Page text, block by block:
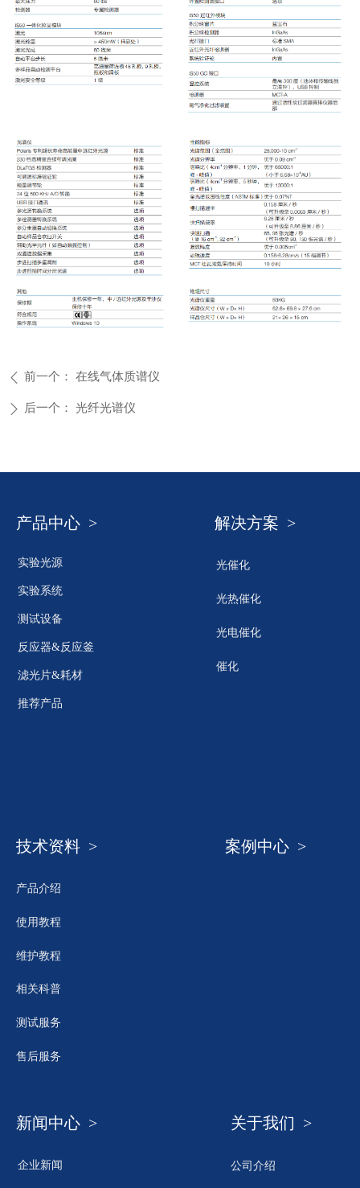
ꄴ 前一个： 在线气体质谱仪
ꄲ 后一个： 光纤光谱仪
产品中心 >
实验光源
实验系统
测试设备
反应器&反应釜
滤光片&耗材
推荐产品
解决方案 >
光催化
光热催化
光电催化
催化
技术资料 >
产品介绍
使用教程
维护教程
相关科普
测试服务
售后服务
案例中心 >
新闻中心 >
企业新闻
关于我们 >
公司介绍